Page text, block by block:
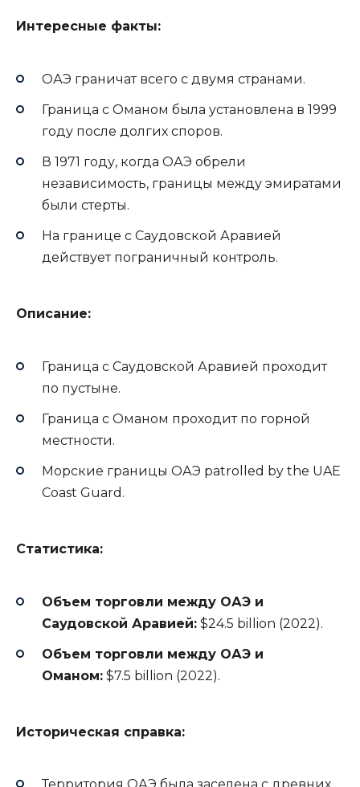
Интересные факты:
ОАЭ граничат всего с двумя странами.
Граница с Оманом была установлена в 1999
году после долгих споров.
В 1971 году, когда ОАЭ обрели
независимость, границы между эмиратами
были стерты.
На границе с Саудовской Аравией
действует пограничный контроль.
Описание:
Граница с Саудовской Аравией проходит
по пустыне.
Граница с Оманом проходит по горной
местности.
Морские границы ОАЭ patrolled by the UAE
Coast Guard.
Статистика:
Объем торговли между ОАЭ и
Саудовской Аравией: $24.5 billion (2022).
Объем торговли между ОАЭ и
Оманом: $7.5 billion (2022).
Историческая справка: